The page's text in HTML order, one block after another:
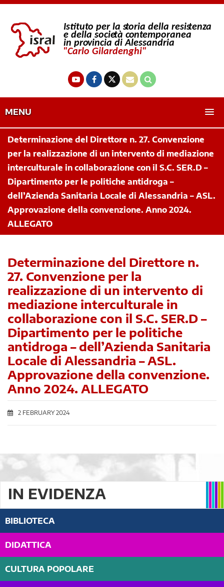
MENU
Determinazione del Direttore n. 27. Convenzione
per la realizzazione di un intervento di mediazione
interculturale in collaborazione con il S.C. SER.D –
Dipartimento per le politiche antidroga –
dell’Azienda Sanitaria Locale di Alessandria – ASL.
Approvazione della convenzione. Anno 2024.
ALLEGATO
Determinazione del Direttore n.
27. Convenzione per la
realizzazione di un intervento di
mediazione interculturale in
collaborazione con il S.C. SER.D –
Dipartimento per le politiche
antidroga – dell’Azienda Sanitaria
Locale di Alessandria – ASL.
Approvazione della convenzione.
Anno 2024. ALLEGATO
2 FEBRUARY 2024
IN EVIDENZA
BIBLIOTECA
DIDATTICA
CULTURA POPOLARE